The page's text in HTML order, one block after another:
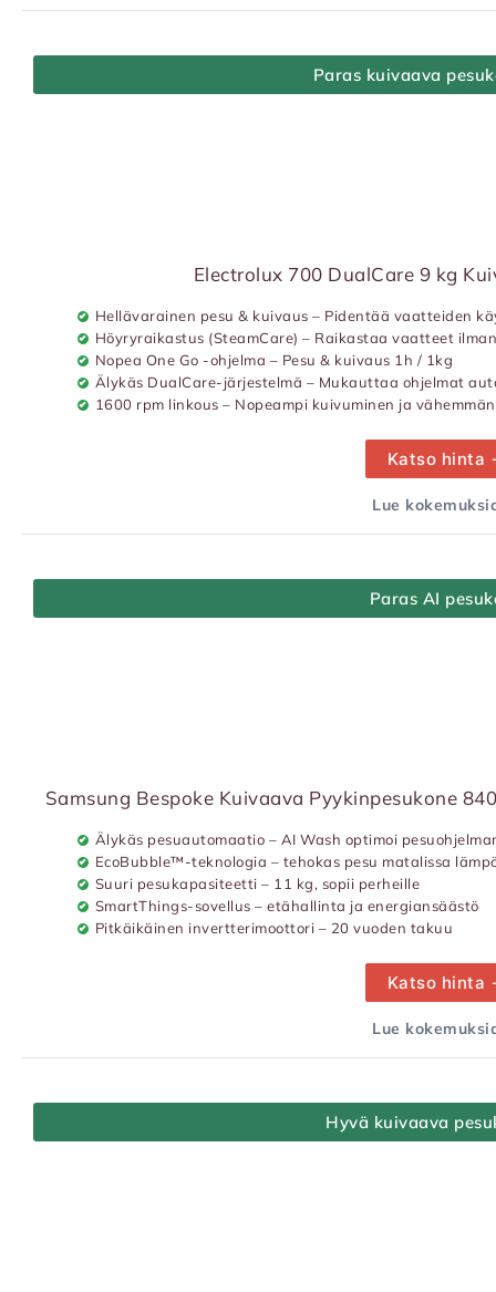
Paras kuivaava
Electrolux 700 DualCare 9 kg
Hellävarainen pesu & kuivaus – Pidentää vaatteiden
Höyryraikastus (SteamCare) – Raikastaa vaatteet
Nopea One Go -ohjelma – Pesu & kuivaus 1h / 1kg
Älykäs DualCare-järjestelmä – Mukauttaa ohjelmat
1600 rpm linkous – Nopeampi kuivuminen ja
Katso hinta
Lue
Paras AI
Samsung Bespoke Kuivaava Pyykinpesukone
Älykäs pesuautomaatio – AI Wash optimoi
EcoBubble™-teknologia – tehokas pesu matalissa
Suuri pesukapasiteetti – 11 kg, sopii perheille
SmartThings-sovellus – etähallinta ja energiansäästö
Pitkäikäinen invertterimoottori – 20 vuoden takuu
Katso hinta
Lue
Hyvä kuivaava